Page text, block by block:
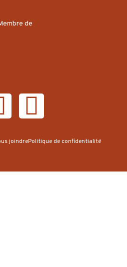
de
joindrePolitique de confidentialité